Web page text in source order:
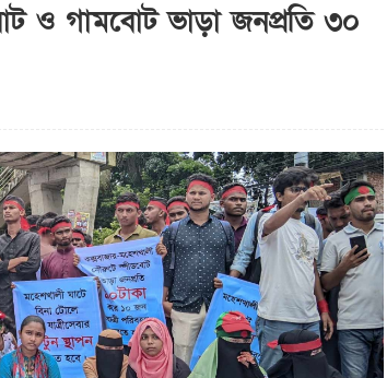
ও গামবোট ভাড়া জনপ্রতি ৩০